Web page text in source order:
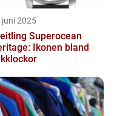
juni 2025
Superocean
Ikonen bland